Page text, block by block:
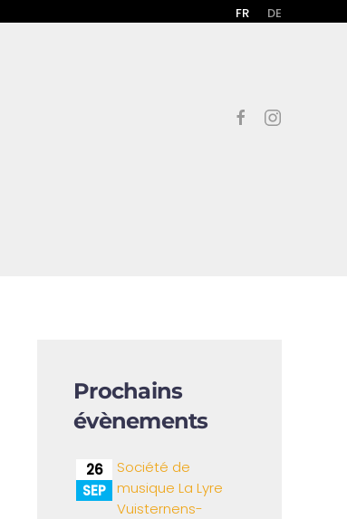
FR DE
Prochains
évènements
26
SEP
Société de
musique La Lyre
Vuisternens-